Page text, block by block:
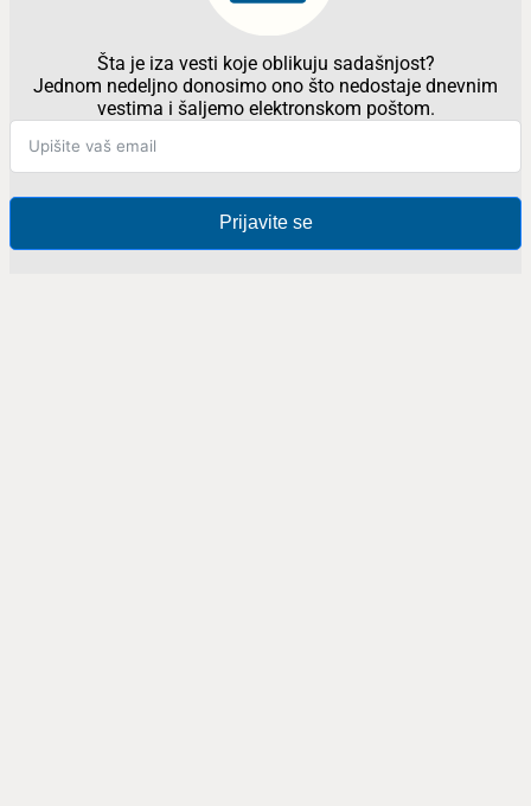
Šta je iza vesti koje oblikuju sadašnjost?
Jednom nedeljno donosimo ono što nedostaje dnevnim
vestima i šaljemo elektronskom poštom.
Prijavite se